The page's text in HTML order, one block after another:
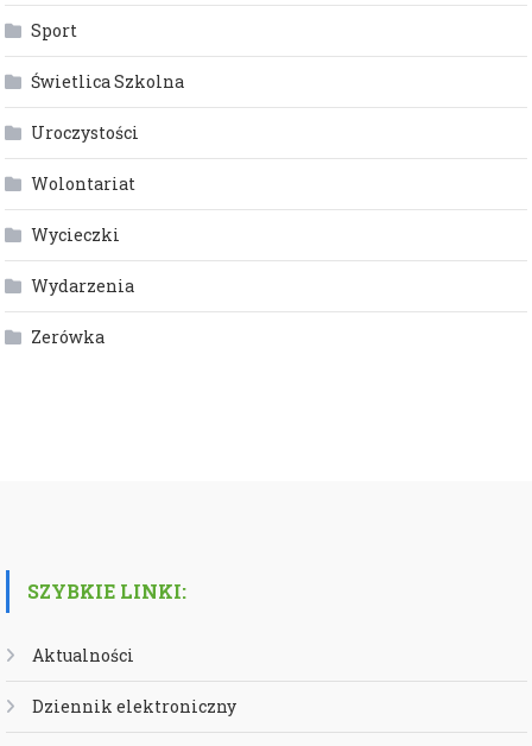
Sport
Świetlica Szkolna
Uroczystości
Wolontariat
Wycieczki
Wydarzenia
Zerówka
SZYBKIE LINKI:
Aktualności
Dziennik elektroniczny